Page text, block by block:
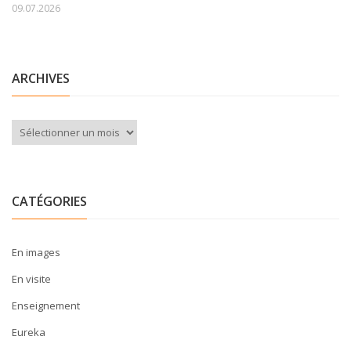
09.07.2026
ARCHIVES
Archives
CATÉGORIES
En images
En visite
Enseignement
Eureka